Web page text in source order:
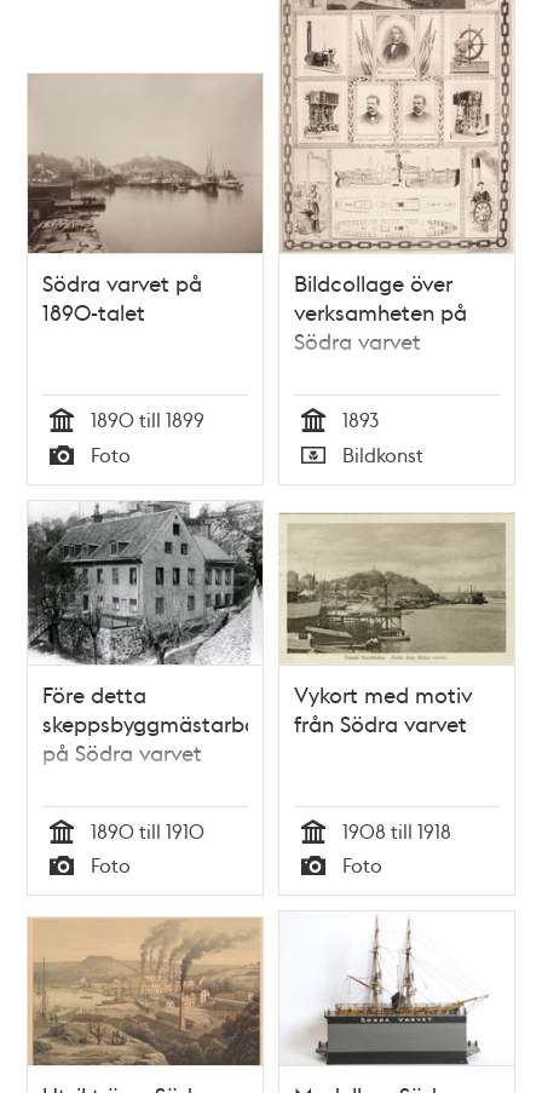
Södra varvet på
1890-talet
Tid
1890 till 1899
Typ
Foto
Bildcollage över
verksamheten på
Södra varvet
Tid
1893
Typ
Bildkonst
Före detta
skeppsbyggmästarbostället
på Södra varvet
Tid
1890 till 1910
Typ
Foto
Vykort med motiv
från Södra varvet
Tid
1908 till 1918
Typ
Foto